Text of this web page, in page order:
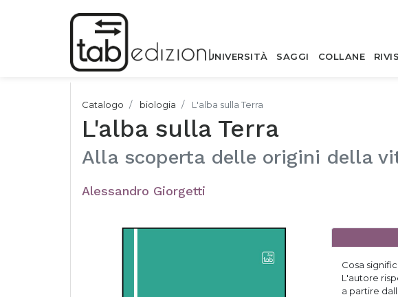
UNIVERSITÀ SAGGI COLLANE
Catalogo biologia L'alba sulla Terra
L'alba sulla Terra
Alla scoperta delle origini della
Alessandro Giorgetti
Cosa
L'autore
a partire